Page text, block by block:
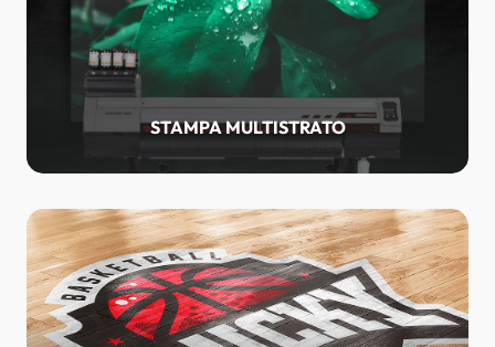
STAMPA MULTISTRATO